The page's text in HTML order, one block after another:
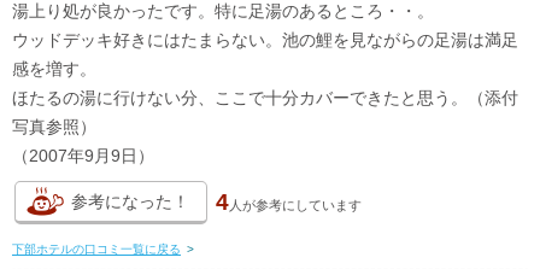
湯上り処が良かったです。特に足湯のあるところ・・。
ウッドデッキ好きにはたまらない。池の鯉を見ながらの足湯は満足
感を増す。
ほたるの湯に行けない分、ここで十分カバーできたと思う。（添付
写真参照）
（2007年9月9日）
参考になった！ 4人が参考にしています
下部ホテルの口コミ一覧に戻る >